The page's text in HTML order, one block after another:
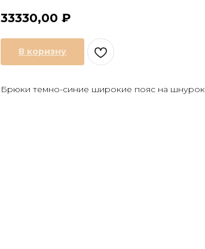
33330,00 ₽
В коризну
Брюки темно-синие широкие пояс на шнурок